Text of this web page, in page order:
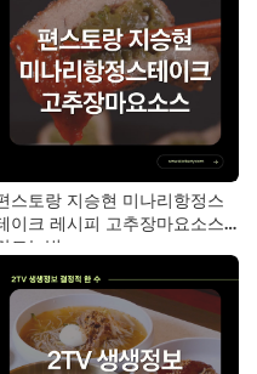
스토랑 지승현 미나리항정스
이크 레시피 고추장마요소스
드는법